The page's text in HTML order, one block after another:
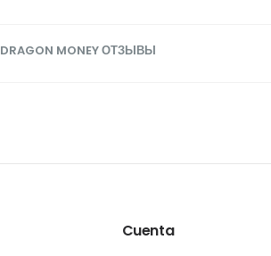
DRAGON MONEY ОТЗЫВЫ
Cuenta